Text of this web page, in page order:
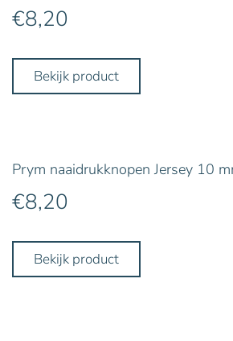
€8,20
Bekijk product
Prym naaidrukknopen Jersey 10
€8,20
Bekijk product